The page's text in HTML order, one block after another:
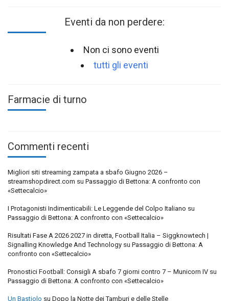
Eventi da non perdere:
Non ci sono eventi
tutti gli eventi
Farmacie di turno
Commenti recenti
Migliori siti streaming zampata a sbafo Giugno 2026 –
streamshopdirect.com su Passaggio di Bettona: A confronto con
«Settecalcio»
I Protagonisti Indimenticabili: Le Leggende del Colpo Italiano su
Passaggio di Bettona: A confronto con «Settecalcio»
Risultati Fase A 2026 2027 in diretta, Football Italia – Siggknowtech |
Signalling Knowledge And Technology su Passaggio di Bettona: A
confronto con «Settecalcio»
Pronostici Football: Consigli A sbafo 7 giorni contro 7 – Municorn IV su
Passaggio di Bettona: A confronto con «Settecalcio»
Un Bastiolo su Dopo la Notte dei Tamburi e delle Stelle